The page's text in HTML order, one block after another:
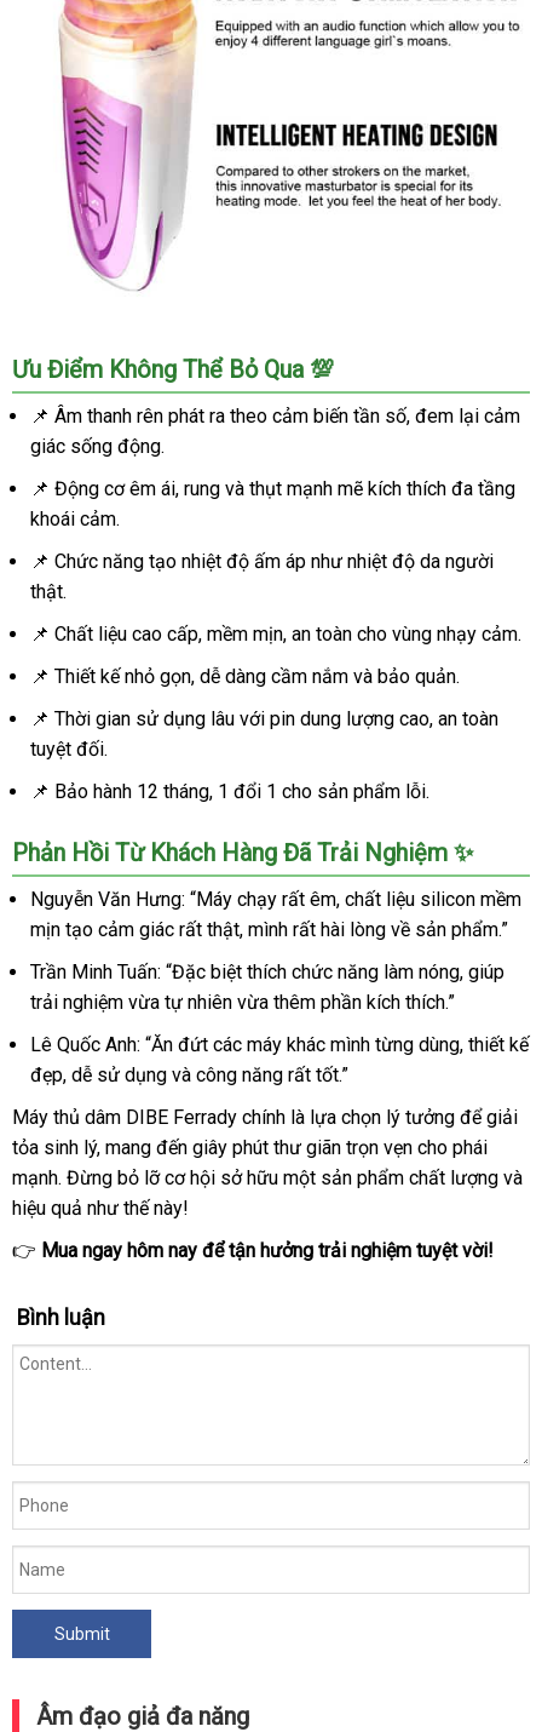
Máy
Thủ
Dâm
Ferrady
Tự
Động
Phát
Rên
Thụt
Hút
Ấm
Ưu Điểm Không Thể Bỏ Qua 💯
📌 Âm thanh rên phát ra theo cảm biến tần số, đem lại cảm
giác sống động.
📌 Động cơ êm ái, rung và thụt mạnh mẽ kích thích đa tầng
khoái cảm.
📌 Chức năng tạo nhiệt độ ấm áp như nhiệt độ da người
thật.
📌 Chất liệu cao cấp, mềm mịn, an toàn cho vùng nhạy cảm.
📌 Thiết kế nhỏ gọn, dễ dàng cầm nắm và bảo quản.
📌 Thời gian sử dụng lâu với pin dung lượng cao, an toàn
tuyệt đối.
📌 Bảo hành 12 tháng, 1 đổi 1 cho sản phẩm lỗi.
Phản Hồi Từ Khách Hàng Đã Trải Nghiệm ✨
Nguyễn Văn Hưng: “Máy chạy rất êm, chất liệu silicon mềm
mịn tạo cảm giác rất thật, mình rất hài lòng về sản phẩm.”
Trần Minh Tuấn: “Đặc biệt thích chức năng làm nóng, giúp
trải nghiệm vừa tự nhiên vừa thêm phần kích thích.”
Lê Quốc Anh: “Ăn đứt các máy khác mình từng dùng, thiết kế
đẹp, dễ sử dụng và công năng rất tốt.”
Máy thủ dâm DIBE Ferrady chính là lựa chọn lý tưởng để giải
tỏa sinh lý, mang đến giây phút thư giãn trọn vẹn cho phái
mạnh. Đừng bỏ lỡ cơ hội sở hữu một sản phẩm chất lượng và
hiệu quả như thế này!
👉 Mua ngay hôm nay để tận hưởng trải nghiệm tuyệt vời!
Bình luận
Âm đạo giả đa năng